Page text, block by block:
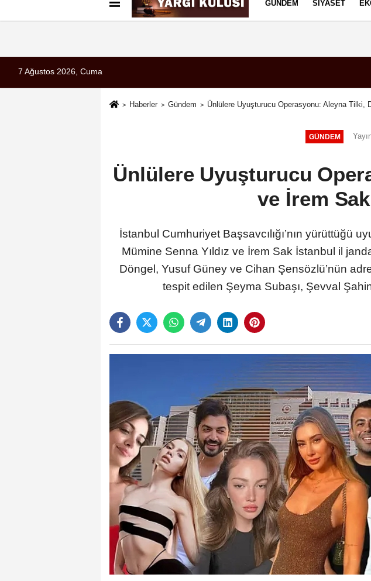
Künye İletişim Çerez Politikası
GÜNDEM SIYASET
7 Ağustos 2026, Cuma
Haberler Gündem Ünlülere Uyuşturucu Operasyonu: Aleyna Tilki,
GÜNDEM
Ünlülere Uyuşturucu
ve İrem Sak
İstanbul Cumhuriyet Başsavcılığı’nın yürüttüğü
Mümine Senna Yıldız ve İrem Sak İstanbul il
Döngel, Yusuf Güney ve Cihan Şensözlü’nün
tespit edilen Şeyma Subaşı, Şevval